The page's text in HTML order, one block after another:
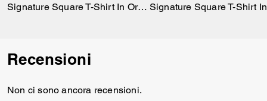
Signature Square T-Shirt In Organic Cotton
Recensioni
Non ci sono ancora recensioni.